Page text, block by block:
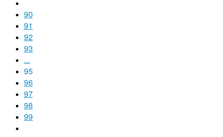
90
91
92
93
...
95
96
97
98
99